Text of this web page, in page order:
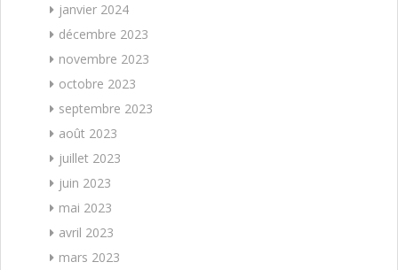
janvier 2024
décembre 2023
novembre 2023
octobre 2023
septembre 2023
août 2023
juillet 2023
juin 2023
mai 2023
avril 2023
mars 2023